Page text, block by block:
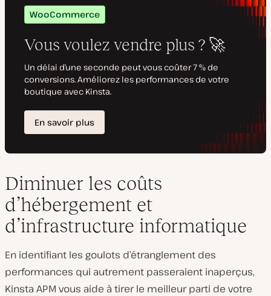
Diminuer les coûts
d’hébergement et
d’infrastructure informatique
En identifiant les goulots d’étranglement des
performances qui autrement passeraient inaperçus,
Kinsta APM vous aide à tirer le meilleur parti de votre